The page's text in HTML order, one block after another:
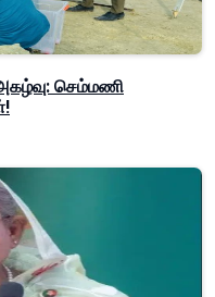
செம்மணி